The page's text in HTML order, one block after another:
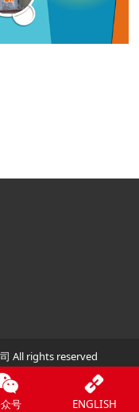
All rights reserved
号 ENGLISH